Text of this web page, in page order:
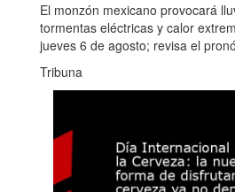
El monzón mexicano provocará
tormentas eléctricas y calor
jueves 6 de agosto; revisa el
Tribuna